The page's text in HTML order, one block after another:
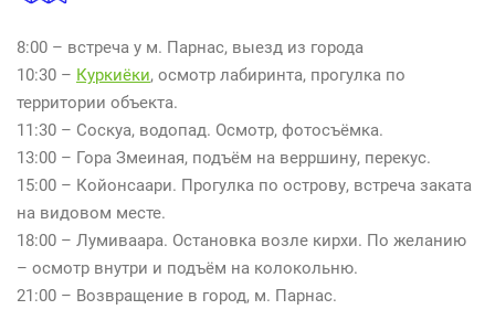
8:00 – встреча у м. Парнас, выезд из города
10:30 – Куркиёки, осмотр лабиринта, прогулка по
территории объекта.
11:30 – Соскуа, водопад. Осмотр, фотосъёмка.
13:00 – Гора Змеиная, подъём на верршину, перекус.
15:00 – Койонсаари. Прогулка по острову, встреча заката
на видовом месте.
18:00 – Лумиваара. Остановка возле кирхи. По желанию
– осмотр внутри и подъём на колокольню.
21:00 – Возвращение в город, м. Парнас.